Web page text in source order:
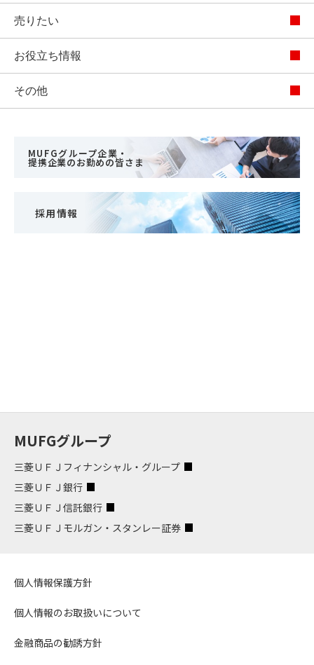
売りたい
お役立ち情報
その他
MUFGグループ企業・
提携企業のお勤めの皆さま
採用情報
MUFGグループ
三菱ＵＦＪフィナンシャル・グループ
三菱ＵＦＪ銀行
三菱ＵＦＪ信託銀行
三菱ＵＦＪモルガン・スタンレー証券
個人情報保護方針
個人情報のお取扱いについて
金融商品の勧誘方針